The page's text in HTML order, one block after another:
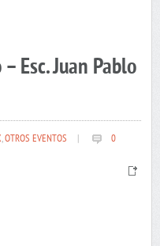
Esc. Juan Pablo
,OTROS EVENTOS 0